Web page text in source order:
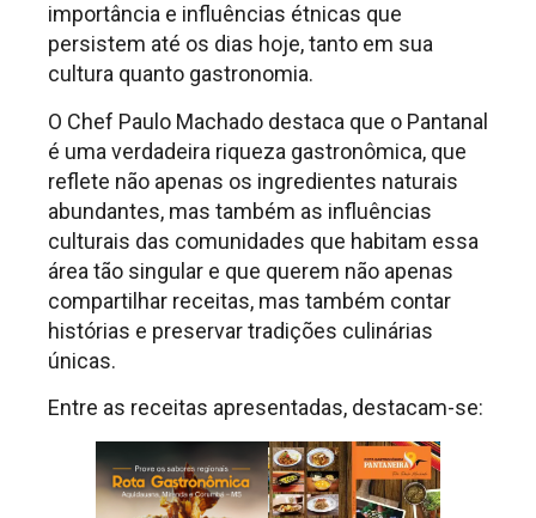
importância e influências étnicas que
persistem até os dias hoje, tanto em sua
cultura quanto gastronomia.
O Chef Paulo Machado destaca que o Pantanal
é uma verdadeira riqueza gastronômica, que
reflete não apenas os ingredientes naturais
abundantes, mas também as influências
culturais das comunidades que habitam essa
área tão singular e que querem não apenas
compartilhar receitas, mas também contar
histórias e preservar tradições culinárias
únicas.
Entre as receitas apresentadas, destacam-se: